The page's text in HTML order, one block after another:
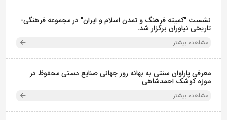
نشست "کمیته فرهنگ و تمدن اسلام و ایران" در مجموعه فرهنگی‌-
تاریخی نیاوران برگزار شد.
مشاهده بیشتر..
معرفی پاراوان سنتی به بهانه روز جهانی صنایع دستی محفوظ در
موزه کوشک احمدشاهی
مشاهده بیشتر..